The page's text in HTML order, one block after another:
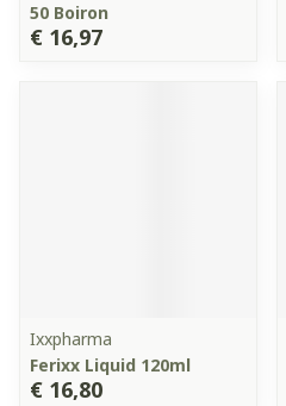
50 Boiron
€ 16,97
Ixxpharma
Ferixx Liquid 120ml
€ 16,80